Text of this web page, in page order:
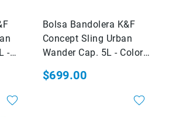
-
Bolsa Bandolera K&F
Concept Sling Urban
Wander Cap. 5L - Color
$699.00